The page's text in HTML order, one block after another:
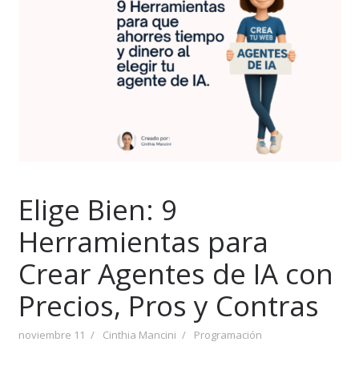
Elige Bien: 9
Herramientas para
Crear Agentes de IA con
Precios, Pros y Contras
noviembre 11 Cinthia Mancini Programación